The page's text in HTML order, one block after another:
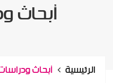
أبحاث
الرئيسية أبحاث